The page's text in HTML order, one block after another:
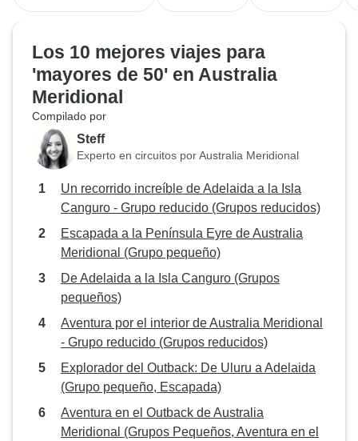
Los 10 mejores viajes para
'mayores de 50' en Australia
Meridional
Compilado por
Steff
Experto en circuitos por Australia Meridional
Un recorrido increíble de Adelaida a la Isla
Canguro - Grupo reducido (Grupos reducidos)
Escapada a la Península Eyre de Australia
Meridional (Grupo pequeño)
De Adelaida a la Isla Canguro (Grupos
pequeños)
Aventura por el interior de Australia Meridional
- Grupo reducido (Grupos reducidos)
Explorador del Outback: De Uluru a Adelaida
(Grupo pequeño, Escapada)
Aventura en el Outback de Australia
Meridional (Grupos Pequeños, Aventura en el